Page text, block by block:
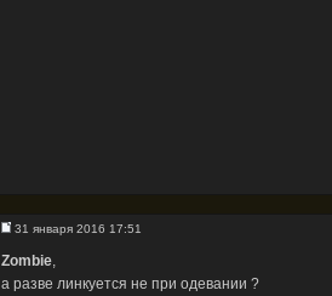
31 января 2016 17:51
Zombie,
а разве линкуется не при одевании ?